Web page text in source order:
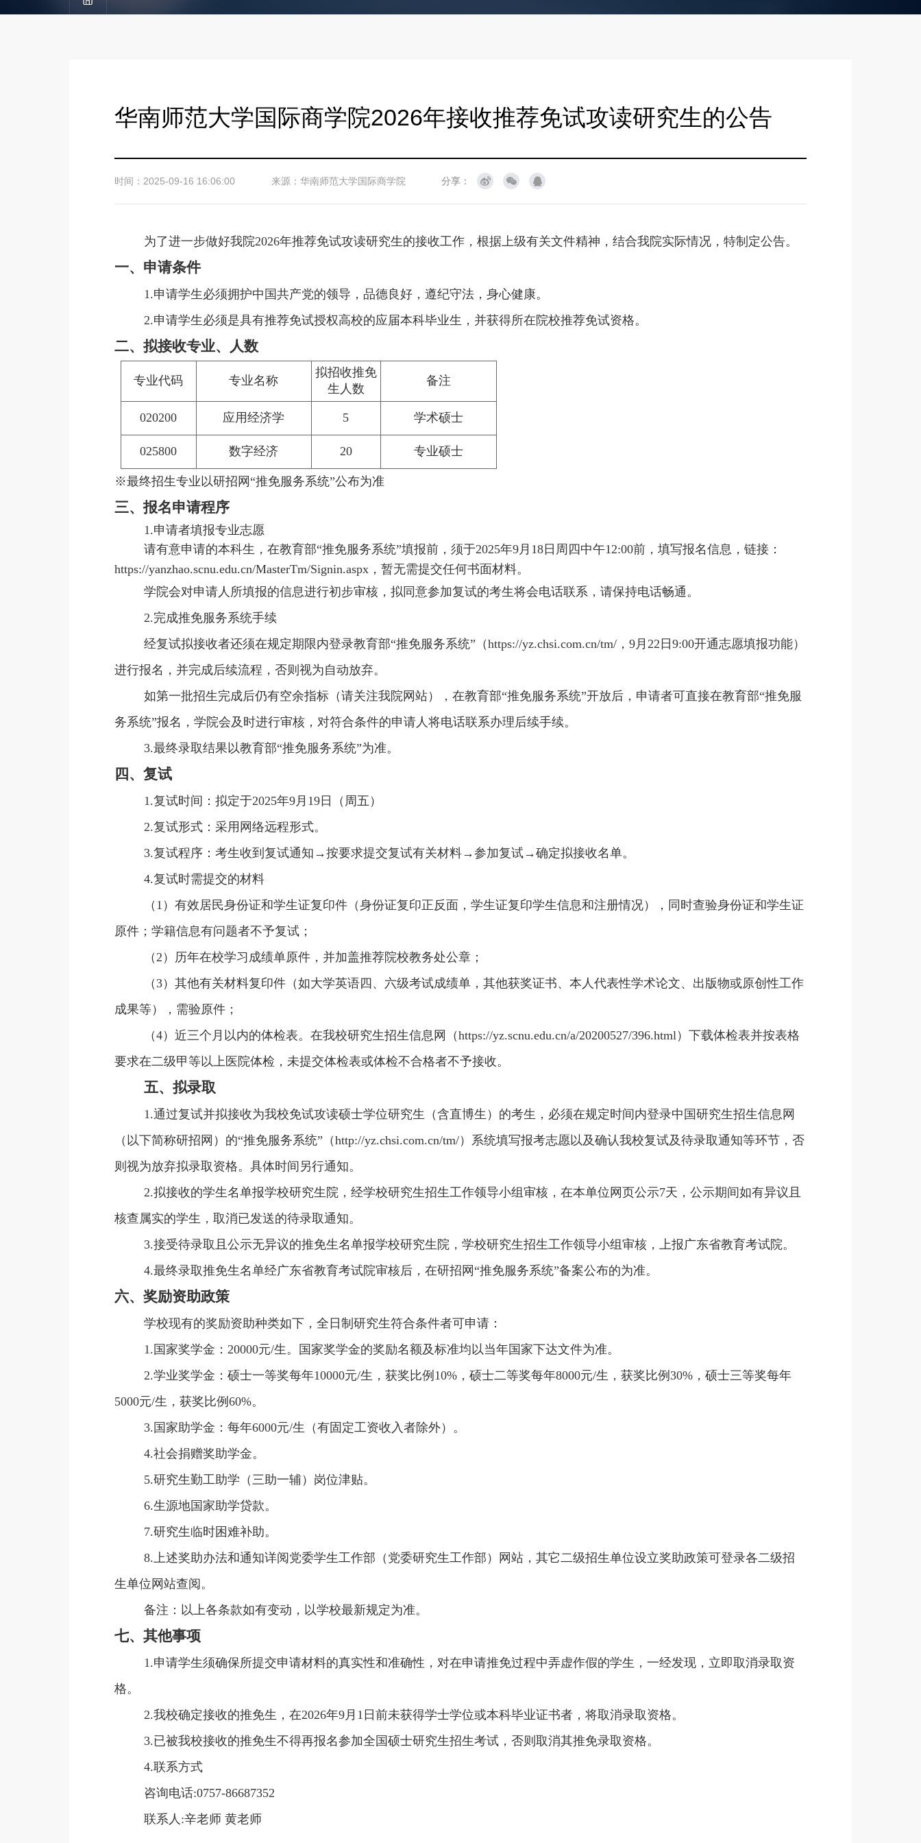
华南师范大学国际商学院2026年接收推荐免试攻读研究生的公告
时间：2025-09-16 16:06:00 来源：华南师范大学国际商学院 分享：
为了进一步做好我院2026年推荐免试攻读研究生的接收工作，根据上级有关文件精神，结合我院实际情况，特制定公告。
一、申请条件
1.申请学生必须拥护中国共产党的领导，品德良好，遵纪守法，身心健康。
2.申请学生必须是具有推荐免试授权高校的应届本科毕业生，并获得所在院校推荐免试资格。
二、拟接收专业、人数
专业代码 专业名称
拟招收推免
生人数
备注
020200 应用经济学 5 学术硕士
025800 数字经济 20 专业硕士
※最终招生专业以研招网“推免服务系统”公布为准
三、报名申请程序
1.申请者填报专业志愿
请有意申请的本科生，在教育部“推免服务系统”填报前，须于2025年9月18日周四中午12:00前，填写报名信息，链接：
https://yanzhao.scnu.edu.cn/MasterTm/Signin.aspx，暂无需提交任何书面材料。
学院会对申请人所填报的信息进行初步审核，拟同意参加复试的考生将会电话联系，请保持电话畅通。
2.完成推免服务系统手续
经复试拟接收者还须在规定期限内登录教育部“推免服务系统”（https://yz.chsi.com.cn/tm/，9月22日9:00开通志愿填报功能）
进行报名，并完成后续流程，否则视为自动放弃。
如第一批招生完成后仍有空余指标（请关注我院网站），在教育部“推免服务系统”开放后，申请者可直接在教育部“推免服
务系统”报名，学院会及时进行审核，对符合条件的申请人将电话联系办理后续手续。
3.最终录取结果以教育部“推免服务系统”为准。
四、复试
1.复试时间：拟定于2025年9月19日（周五）
2.复试形式：采用网络远程形式。
3.复试程序：考生收到复试通知→按要求提交复试有关材料→参加复试→确定拟接收名单。
4.复试时需提交的材料
（1）有效居民身份证和学生证复印件（身份证复印正反面，学生证复印学生信息和注册情况），同时查验身份证和学生证
原件；学籍信息有问题者不予复试；
（2）历年在校学习成绩单原件，并加盖推荐院校教务处公章；
（3）其他有关材料复印件（如大学英语四、六级考试成绩单，其他获奖证书、本人代表性学术论文、出版物或原创性工作
成果等），需验原件；
（4）近三个月以内的体检表。在我校研究生招生信息网（https://yz.scnu.edu.cn/a/20200527/396.html）下载体检表并按表格
要求在二级甲等以上医院体检，未提交体检表或体检不合格者不予接收。
五、拟录取
1.通过复试并拟接收为我校免试攻读硕士学位研究生（含直博生）的考生，必须在规定时间内登录中国研究生招生信息网
（以下简称研招网）的“推免服务系统”（http://yz.chsi.com.cn/tm/）系统填写报考志愿以及确认我校复试及待录取通知等环节，否
则视为放弃拟录取资格。具体时间另行通知。
2.拟接收的学生名单报学校研究生院，经学校研究生招生工作领导小组审核，在本单位网页公示7天，公示期间如有异议且
核查属实的学生，取消已发送的待录取通知。
3.接受待录取且公示无异议的推免生名单报学校研究生院，学校研究生招生工作领导小组审核，上报广东省教育考试院。
4.最终录取推免生名单经广东省教育考试院审核后，在研招网“推免服务系统”备案公布的为准。
六、奖励资助政策
学校现有的奖励资助种类如下，全日制研究生符合条件者可申请：
1.国家奖学金：20000元/生。国家奖学金的奖励名额及标准均以当年国家下达文件为准。
2.学业奖学金：硕士一等奖每年10000元/生，获奖比例10%，硕士二等奖每年8000元/生，获奖比例30%，硕士三等奖每年
5000元/生，获奖比例60%。
3.国家助学金：每年6000元/生（有固定工资收入者除外）。
4.社会捐赠奖助学金。
5.研究生勤工助学（三助一辅）岗位津贴。
6.生源地国家助学贷款。
7.研究生临时困难补助。
8.上述奖助办法和通知详阅党委学生工作部（党委研究生工作部）网站，其它二级招生单位设立奖助政策可登录各二级招
生单位网站查阅。
备注：以上各条款如有变动，以学校最新规定为准。
七、其他事项
1.申请学生须确保所提交申请材料的真实性和准确性，对在申请推免过程中弄虚作假的学生，一经发现，立即取消录取资
格。
2.我校确定接收的推免生，在2026年9月1日前未获得学士学位或本科毕业证书者，将取消录取资格。
3.已被我校接收的推免生不得再报名参加全国硕士研究生招生考试，否则取消其推免录取资格。
4.联系方式
咨询电话:0757-86687352
联系人:辛老师 黄老师